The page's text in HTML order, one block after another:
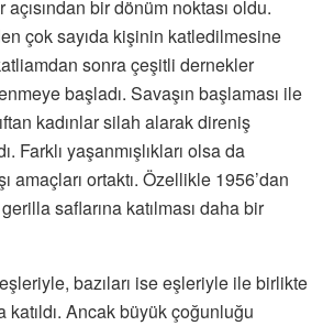
açısından bir dönüm noktası oldu.
çok sayıda kişinin katledilmesine
sonra çeşitli dernekler
başladı. Savaşın başlaması ile
kadınlar silah alarak direniş
Farklı yaşanmışlıkları olsa da
amaçları ortaktı. Özellikle 1956’dan
saflarına katılması daha bir
bazıları ise eşleriyle ile birlikte
katıldı. Ancak büyük çoğunluğu